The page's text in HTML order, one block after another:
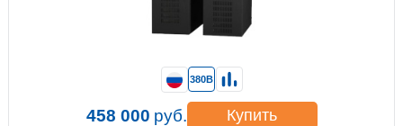
380В
458 000 руб. Купить